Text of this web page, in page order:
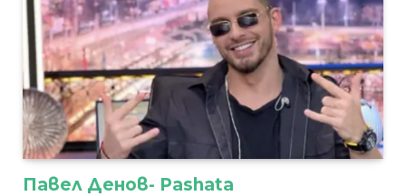
Павел Денов- Pashata